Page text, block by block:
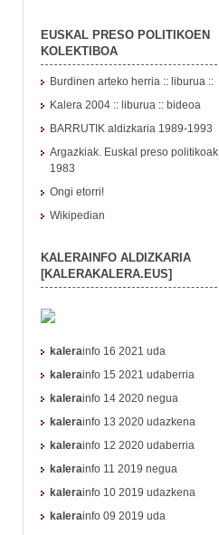
EUSKAL PRESO POLITIKOEN
KOLEKTIBOA
Burdinen arteko herria :: liburua ::
Kalera 2004 :: liburua :: bideoa
BARRUTIK aldizkaria 1989-1993
Argazkiak. Euskal preso politikoak
1983
Ongi etorri!
Wikipedian
KALERAINFO ALDIZKARIA
[KALERAKALERA.EUS]
kalerainfo 16 2021 uda
kalerainfo 15 2021 udaberria
kalerainfo 14 2020 negua
kalerainfo 13 2020 udazkena
kalerainfo 12 2020 udaberria
kalerainfo 11 2019 negua
kalerainfo 10 2019 udazkena
kalerainfo 09 2019 uda